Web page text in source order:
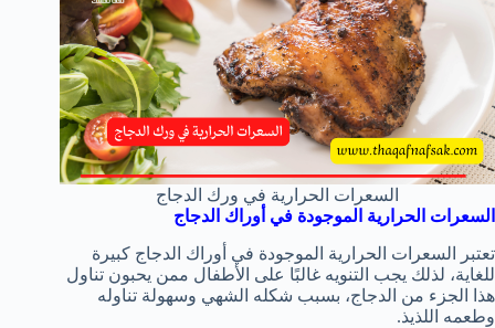
السعرات الحرارية في ورك الدجاج
السعرات الحرارية الموجودة في أوراك الدجاج
تعتبر السعرات الحرارية الموجودة في أوراك الدجاج كبيرة
للغاية، لذلك يجب التنويه غالبًا على الأطفال ممن يحبون تناول
هذا الجزء من الدجاج، بسبب شكله الشهي وسهولة تناوله
وطعمه اللذيذ.